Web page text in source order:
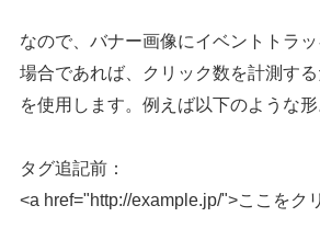
なので、バナー画像にイベントトラ
場合であれば、クリック数を計測する
を使用します。例えば以下のような形
タグ追記前：
<a href="http://example.jp/">ここをク